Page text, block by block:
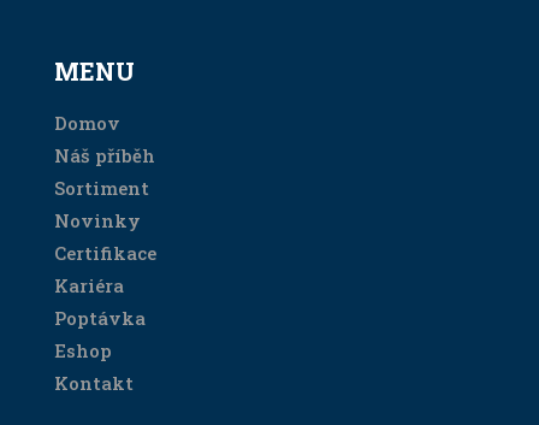
MENU
Domov
Náš příběh
Sortiment
Novinky
Certifikace
Kariéra
Poptávka
Eshop
Kontakt